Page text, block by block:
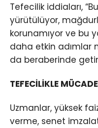
Tefecilik iddiaları,
yürütülüyor,
korunamıyor ve bu
daha etkin adımlar
da beraberinde
TEFECİLİKLE
Uzmanlar, yüksek
verme, senet